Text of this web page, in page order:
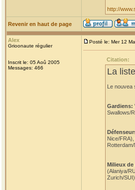
http://
Revenir en haut de page
Alex
Grioonaute régulier
Inscrit le: 05 Aoû 2005
Messages: 466
Posté le: Mer 12
Citation:
La
Le nouvea
Gardiens:
Swallows/
Nice/
Milieux de
(Alaniya/
Zurich/